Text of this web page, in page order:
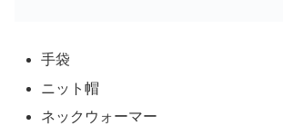
手袋
ニット帽
ネックウォーマー